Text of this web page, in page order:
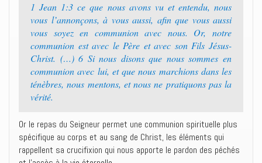
1 Jean 1:3 ce que nous avons vu et entendu, nous
vous l’annonçons, à vous aussi, afin que vous aussi
vous soyez en communion avec nous. Or, notre
communion est avec le Père et avec son Fils Jésus-
Christ. (…) 6 Si nous disons que nous sommes en
communion avec lui, et que nous marchions dans les
ténèbres, nous mentons, et nous ne pratiquons pas la
vérité.
Or le repas du Seigneur permet une communion spirituelle plus
spécifique au corps et au sang de Christ, les éléments qui
rappellent sa crucifixion qui nous apporte le pardon des péchés